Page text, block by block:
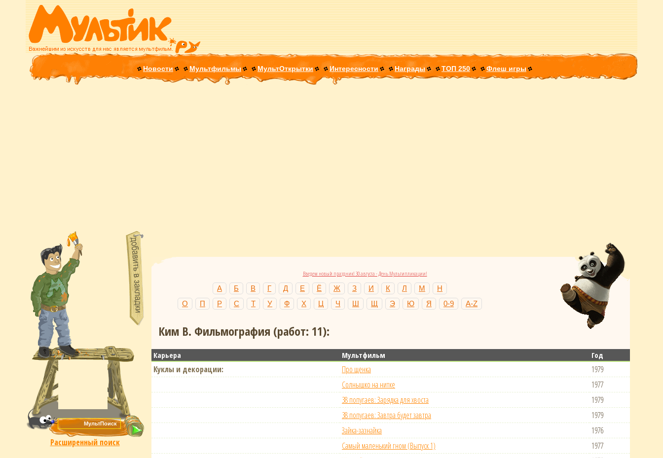
Новости Мультфильмы МультОткрытки Интересности Награды ТОП 250 Флеш игры
Расширенный поиск
Введем новый праздник! 30 августа - День Мультипликации!
А Б В Г Д Е Ё Ж З И К Л М
Н
О
П Р С Т У Ф Х Ц Ч Ш Щ Э Ю Я 0-9 A-Z
Ким В. Фильмография (работ: 11):
Карьера Мультфильм Год
Куклы и декорации: Про щенка
1979
Солнышко на нитке
1977
38 попугаев: Зарядка для хвоста
1979
38 попугаев: Завтра будет завтра
1979
Зайка-зазнайка
1976
Самый маленький гном (Выпуск 1)
1977